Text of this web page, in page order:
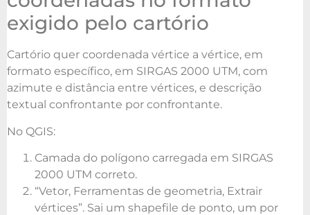
exigido pelo cartório
Cartório quer coordenada vértice a vértice, em
formato específico, em SIRGAS 2000 UTM, com
azimute e distância entre vértices, e descrição
textual confrontante por confrontante.
No QGIS:
Camada do polígono carregada em SIRGAS
2000 UTM correto.
“Vetor, Ferramentas de geometria, Extrair
vértices”. Sai um shapefile de ponto, um por